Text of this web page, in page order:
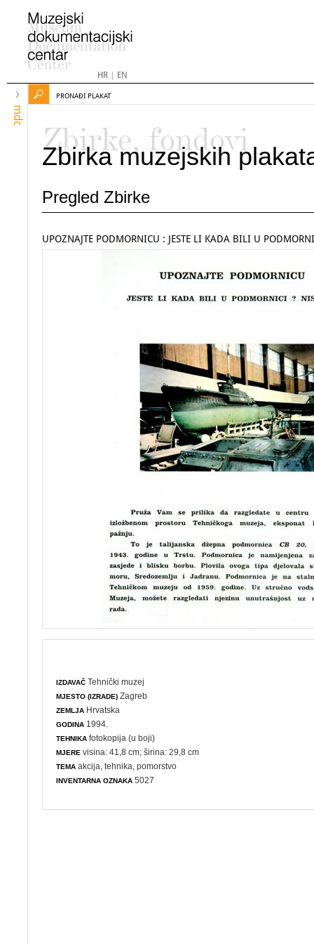
HR| EN
mdc
PRONAĐI PLAKAT
Zbirke, fondovi
Zbirka muzejskih
Pregled Zbirke
UPOZNAJTE PODMORNICU : JESTE LI KADA BILI U
IZDAVAČ Tehnički muzej
MJESTO (IZRADE) Zagreb
ZEMLJA Hrvatska
GODINA 1994.
TEHNIKA fotokopija (u boji)
MJERE visina: 41,8 cm; širina: 29,8 cm
TEMA akcija ,tehnika ,pomorstvo
INVENTARNA OZNAKA 5027